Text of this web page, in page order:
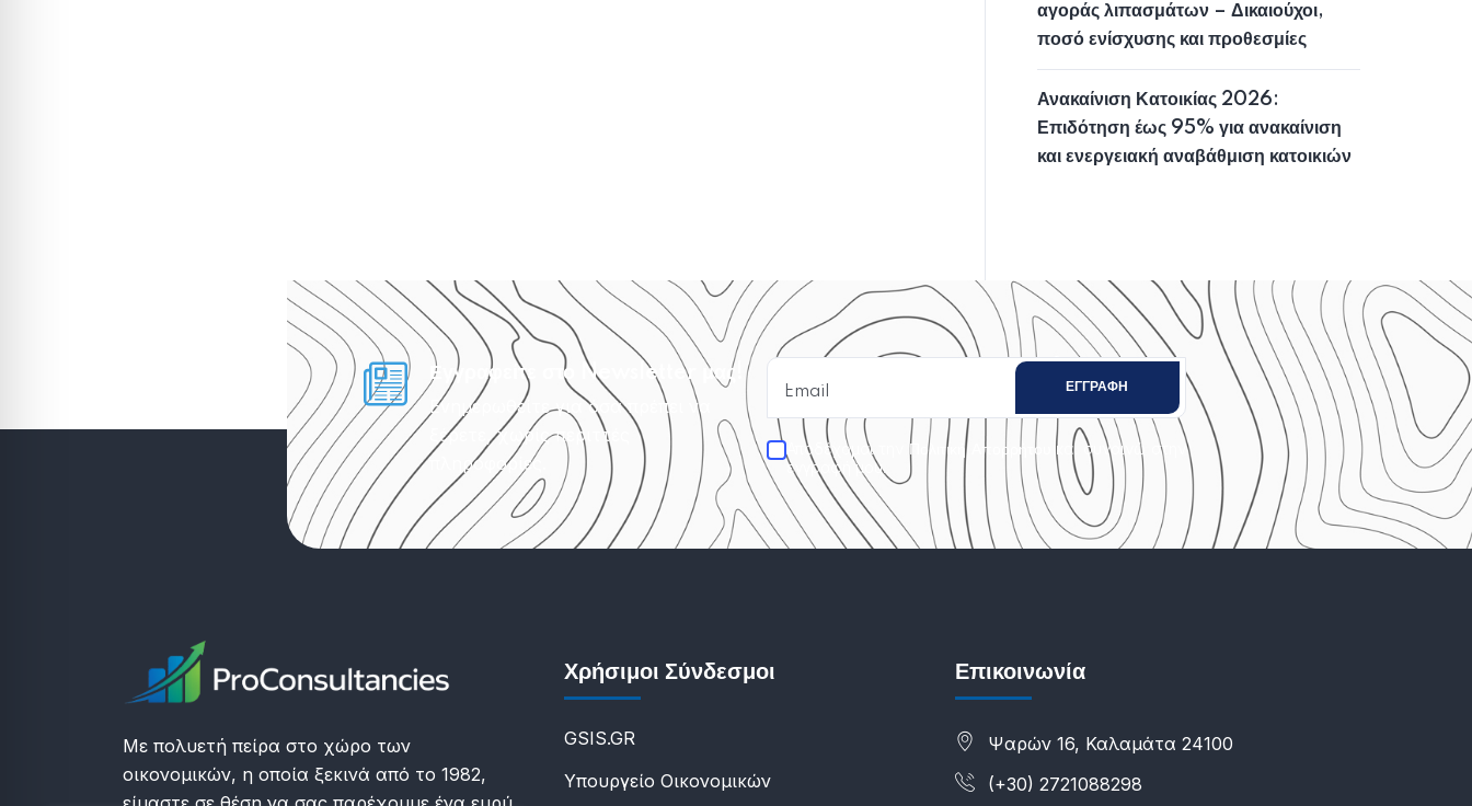
αγοράς λιπασμάτων – Δικαιούχοι,
ποσό ενίσχυσης και προθεσμίες
Ανακαίνιση Κατοικίας 2026:
Επιδότηση έως 95% για ανακαίνιση
και ενεργειακή αναβάθμιση κατοικιών
Εγγραφείτε στο Newsletter μας!
Ενημερωθείτε για όσα πρέπει να
ξέρετε, χωρίς περιττές
πληροφορίες.
Αποδέχομαι την Πολιτική Απορρήτου
και συναινώ στην
εγγραφή μου.
Με πολυετή πείρα στο χώρο των
οικονομικών, η οποία ξεκινά από το 1982,
Χρήσιμοι Σύνδεσμοι
GSIS.GR
Υπουργείο Οικονομικών
Επικοινωνία
Ψαρών 16, Καλαμάτα 24100
(+30) 2721088298